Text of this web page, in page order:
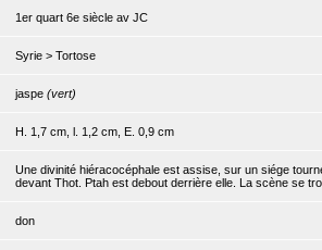
1er quart 6e siècle av JC
Syrie > Tortose
jaspe (vert)
H. 1,7 cm, l. 1,2 cm, E. 0,9 cm
Une divinité hiéracocéphale est assise, sur un siége
devant Thot. Ptah est debout derrière elle. La scène se
don